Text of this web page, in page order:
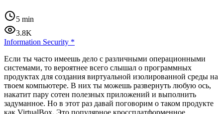
5 min
3.8K
Information Security *
Если ты часто имеешь дело с различными операционными
системами, то вероятнее всего слышал о программных
продуктах для создания виртуальной изолированной среды на
твоем компьютере. В них ты можешь развернуть любую ось,
накатит пару сотен полезных приложений и выполнить
задуманное. Но в этот раз давай поговорим о таком продукте
как VirtualBox. Это популярное кроссплатформенное